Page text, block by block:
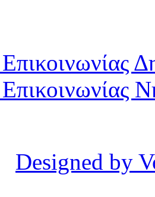
Επικοινωνίας
Επικοινωνίας
Designed by